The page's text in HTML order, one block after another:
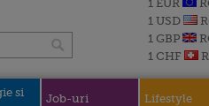
1 EUR
1 USD
1 GBP
1 CHF
si
Job-uri Lifestyle